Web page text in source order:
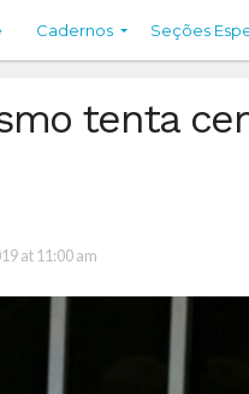
Cadernos Seções
tenta
at 11:00 am